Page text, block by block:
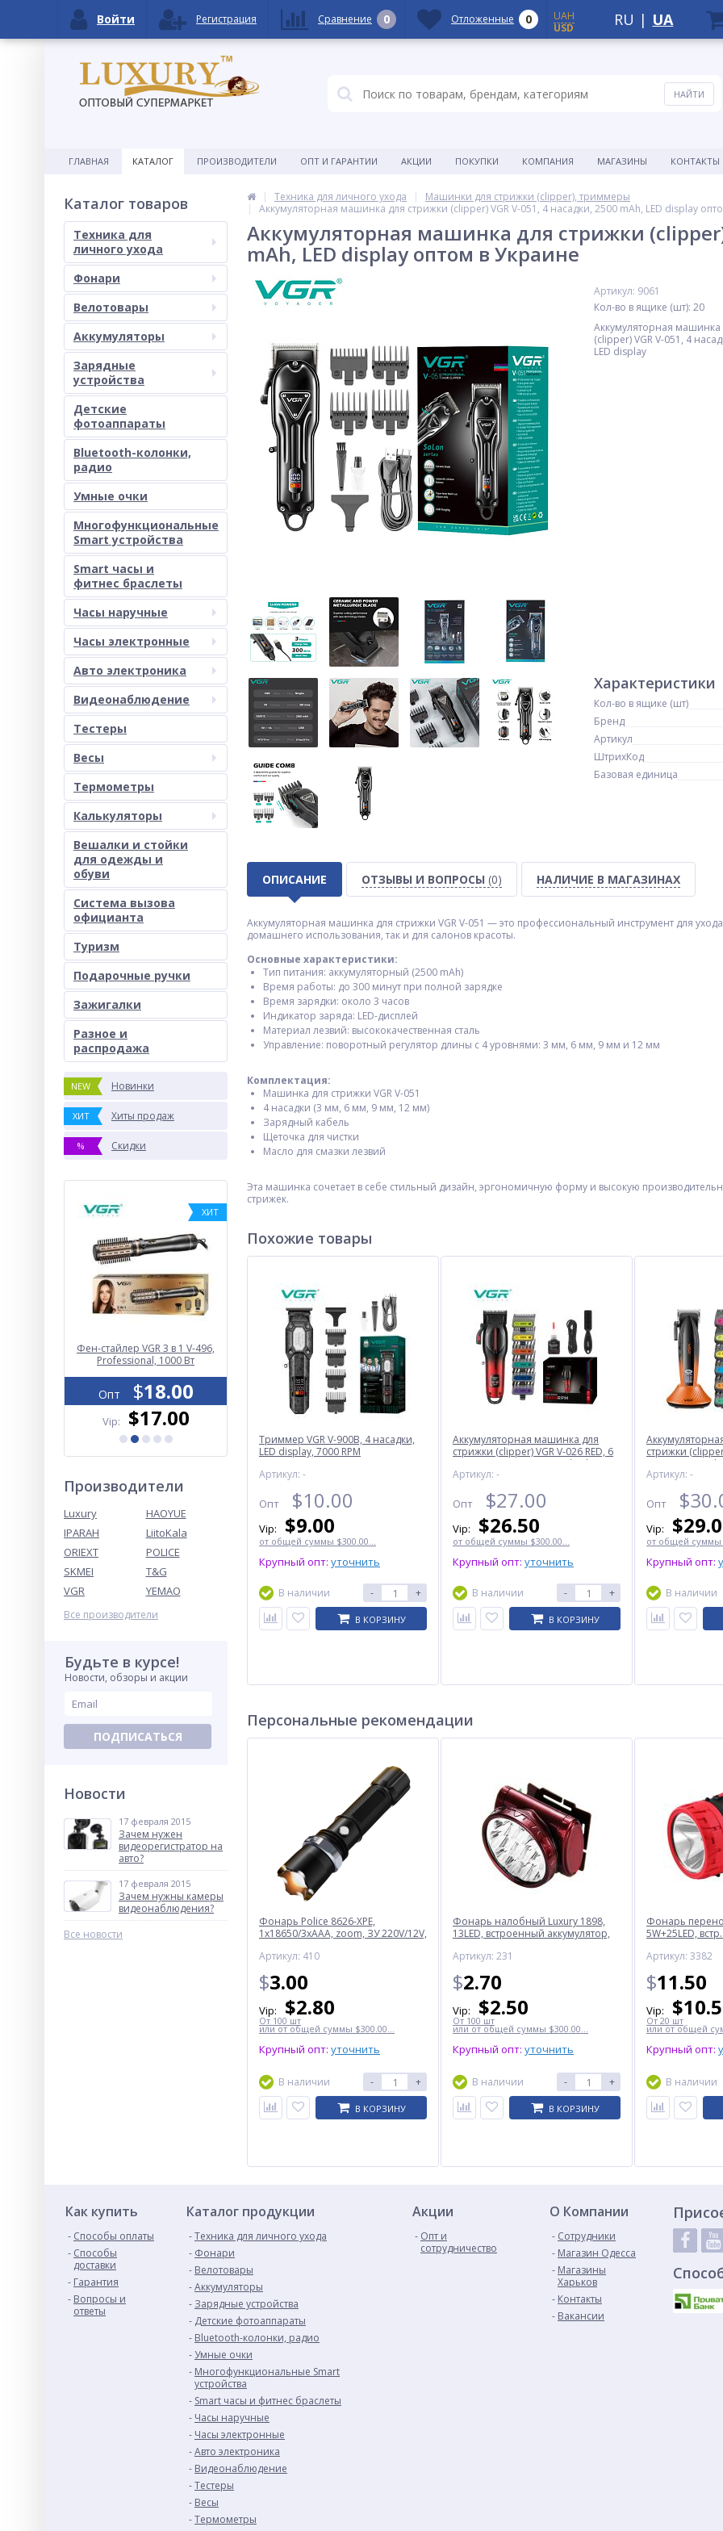
ГЛАВНАЯ КАТАЛОГ ПРОИЗВОДИТЕЛИ ОПТ И ГАРАНТИИ АКЦИИ ПОКУПКИ КОМПАНИЯ МАГАЗИНЫ КОНТАКТЫ
Каталог товаров
Техника для
личного ухода
Фонари
Велотовары
Аккумуляторы
Зарядные
устройства
Детские
фотоаппараты
Bluetooth-колонки,
радио
Умные очки
Многофункциональные
Smart устройства
Smart часы и
фитнес браслеты
Часы наручные
Часы электронные
Авто электроника
Видеонаблюдение
Тестеры
Весы
Термометры
Калькуляторы
Вешалки и стойки
для одежды и
обуви
Система вызова
официанта
Туризм
Подарочные ручки
Зажигалки
Разное и
раcпродажа
NEW Новинки
ХИТ Хиты продаж
% Скидки
ХИТ
Фен-стайлер VGR 3 в 1 V-496,
Professional, 1000 Вт
Опт $18.00
Vip: $17.00
Фонарь YEMAO YM-M31-UV
P50+UV+SMD(RGB), Li-Ion
аккумулятор, ЗУ Type-C,
магнит, зажим
$ 8.70
$8.25
Smart весы, умные
напольные 17A, 180кг (0,05
кг), bluetooth
4.40
Bluetooth-колонка TG619C с
RGB ПОДСВЕТКОЙ,
speakerphone, радио, green
Опт 6.93
Производители
Luxury
HAOYUE
IPARAH
LiitoKala
ORIEXT
POLICE
SKMEI
T&G
VGR
YEMAO
Все производители
Будьте в курсе!
Новости, обзоры и акции
ПОДПИСАТЬСЯ
Новости
17 февраля 2015
Зачем нужен
видеорегистратор на
авто?
17 февраля 2015
Зачем нужны камеры
видеонаблюдения?
Все новости
Техника для личного ухода
Машинки для стрижки (clipper), триммеры
Аккумуляторная машинка для стрижки (clipper) VGR V-051, 4 насадки, 2500 mAh, LED display
Аккумуляторная машинка для стрижки (clipper)
mAh, LED display оптом в Украине
Артикул: 9061
Кол-во в ящике (шт): 20
Аккумуляторная машинка
(clipper) VGR V-051, 4
LED display
Характеристики
Кол-во в ящике (шт)
Бренд
Артикул
ШтрихКод
Базовая единица
ОПИСАНИЕ ОТЗЫВЫ И ВОПРОСЫ (0) НАЛИЧИЕ В МАГАЗИНАХ
Аккумуляторная машинка для стрижки VGR V-051 — это профессиональный инструмент для
домашнего использования, так и для салонов красоты.
Основные характеристики:
Тип питания: аккумуляторный (2500 mAh)
Время работы: до 300 минут при полной зарядке
Время зарядки: около 3 часов
Индикатор заряда: LED-дисплей
Материал лезвий: высококачественная сталь
Управление: поворотный регулятор длины с 4 уровнями: 3 мм, 6 мм, 9 мм и 12 мм​
Комплектация:
Машинка для стрижки VGR V-051
4 насадки (3 мм, 6 мм, 9 мм, 12 мм)
Зарядный кабель
Щеточка для чистки
Масло для смазки лезвий
Эта машинка сочетает в себе стильный дизайн, эргономичную форму и высокую
стрижек.
Похожие товары
Триммер VGR V-900B, 4 насадки,
LED display, 7000 RPM
Артикул: -
Опт $10.00
Vip: $9.00
от общей суммы $300.00...
Крупный опт: уточнить
В наличии - +
В КОРЗИНУ
Аккумуляторная машинка для
стрижки (clipper) VGR V-026 RED, 6
насадок, 9000 RPM, LED display
Артикул: -
Опт $27.00
Vip: $26.50
от общей суммы $300.00...
Крупный опт: уточнить
В наличии - +
В КОРЗИНУ
стрижки
насадок, LED
Артикул: -
Опт $
Vip: $
от общей суммы
Крупный опт:
В наличии
Персональные рекомендации
Фонарь Police 8626-XPE,
1х18650/3xAAA, zoom, ЗУ 220V/12V,
Артикул: 410
$3.00
Vip: $2.80
От 100 шт
или от общей суммы $300.00...
Крупный опт: уточнить
В наличии - +
В КОРЗИНУ
Фонарь налобный Luxury 1898,
13LED, встроенный аккумулятор,
Артикул: 231
$2.70
Vip: $2.50
От 100 шт
или от общей суммы $300.00...
Крупный опт: уточнить
В наличии - +
В КОРЗИНУ
Фонарь
5W+25LED,
Артикул: 3382
$11.50
Vip: $
От 20 шт
или от общей
Крупный опт:
В наличии
Как купить
Способы оплаты
Способы
доставки
Гарантия
Вопросы и
ответы
Каталог продукции
Техника для личного ухода
Фонари
Велотовары
Аккумуляторы
Зарядные устройства
Детские фотоаппараты
Bluetooth-колонки, радио
Умные очки
Многофункциональные Smart
устройства
Smart часы и фитнес браслеты
Часы наручные
Часы электронные
Авто электроника
Видеонаблюдение
Тестеры
Весы
Термометры
Акции
Опт и
сотрудничество
О Компании
Сотрудники
Магазин Одесса
Магазины
Харьков
Контакты
Вакансии
Войти Регистрация Сравнение 0 Отложенные 0
UAH
USD
RU | UA